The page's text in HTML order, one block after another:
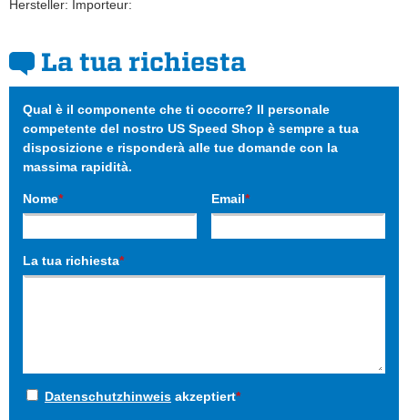
Hersteller: Importeur:
La tua richiesta
Qual è il componente che ti occorre? Il personale
competente del nostro US Speed Shop è sempre a tua
disposizione e risponderà alle tue domande con la
massima rapidità.
Nome* Email*
La tua richiesta*
Datenschutzhinweis akzeptiert*